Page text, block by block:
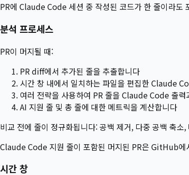
PR에 Claude Code 세션 중 작성된 코드가 한 줄이라
분석 프로세스
PR이 머지될 때:
PR diff에서 추가된 줄을 추출합니다
시간 창 내에서 일치하는 파일을 편집한 Claude
여러 전략을 사용하여 PR 줄을 Claude Code 출력
AI 지원 줄 및 총 줄에 대한 메트릭을 계산합니다
비교 전에 줄이 정규화됩니다: 공백 제거, 다중 공백 축소
Claude Code 지원 줄이 포함된 머지된 PR은 GitHub에
시간 창